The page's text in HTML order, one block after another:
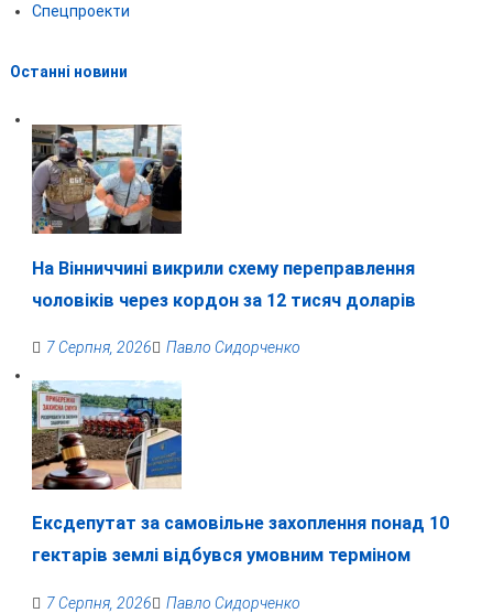
Спецпроекти
Останні новини
На Вінниччині викрили схему переправлення
чоловіків через кордон за 12 тисяч доларів
7 Серпня, 2026 Павло Сидорченко
Ексдепутат за самовільне захоплення понад 10
гектарів землі відбувся умовним терміном
7 Серпня, 2026 Павло Сидорченко